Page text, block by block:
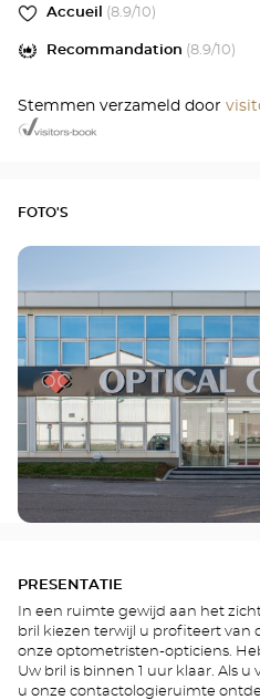
Accueil (8.9/10)
Recommandation (8.9/10)
Stemmen verzameld door
FOTO'S
PRESENTATIE
In een ruimte gewijd aan het
bril kiezen terwijl u profiteert van
onze optometristen-opticiens.
Uw bril is binnen 1 uur klaar. Als
u onze contactologieruimte